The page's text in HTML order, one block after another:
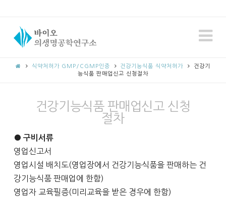
식약처허가 GMP/CGMP인증 건강기능식품 식약처허가
건강기
능식품 판매업신고 신청절차
건강기능식품 판매업신고 신청
절차
● 구비서류
영업신고서
영업시설 배치도(영업장에서 건강기능식품을 판매하는 건
강기능식품 판매업에 한함)
영업자 교육필증(미리교육을 받은 경우에 한함)